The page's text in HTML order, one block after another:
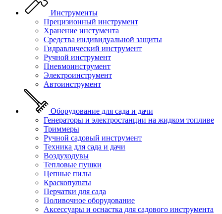
Инструменты
Прецизионный инструмент
Хранение инстумента
Средства индивидуальной защиты
Гидравлический инструмент
Ручной инструмент
Пневмоинструмент
Электроинструмент
Автоинструмент
Оборудование для сада и дачи
Генераторы и электростанции на жидком топливе
Триммеры
Ручной садовый инструмент
Техника для сада и дачи
Воздуходувы
Тепловые пушки
Цепные пилы
Краскопульты
Перчатки для сада
Поливочное оборудование
Аксессуары и оснастка для садового инструмента